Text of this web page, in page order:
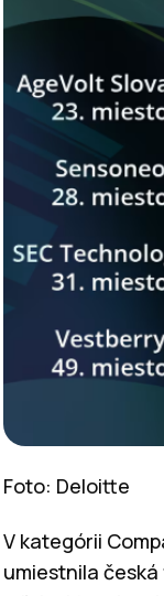
Foto: Deloitte
V kategórii
umiestnila